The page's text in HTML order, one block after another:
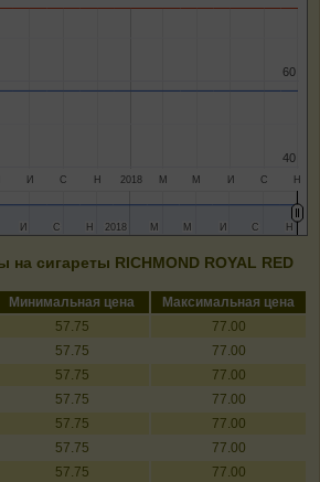
2018
И С Н М М И С Н
40
40
60
60
2018
2018
ИИ С
С НН М
М М
М ИИ С
С НН
сигареты RICHMOND ROYAL RED
Минимальная цена
Максимальная цена
57.75
77.00
57.75
77.00
57.75
77.00
57.75
77.00
57.75
77.00
57.75
77.00
57.75
77.00